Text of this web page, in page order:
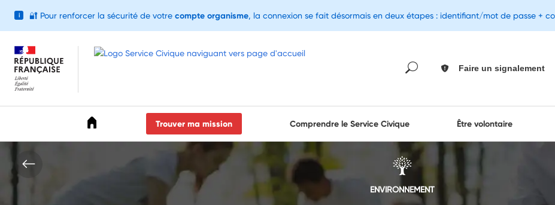
Faire un signalement
Trouver ma mission Comprendre le Service Civique Être volontaire
ENVIRONNEMENT
i 🔐 Pour renforcer la sécurité de votre compte organisme, la connexion se fait désormais en deux étapes : identifiant/mot de passe +